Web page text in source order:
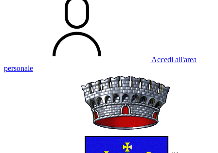
Accedi all'area
personale